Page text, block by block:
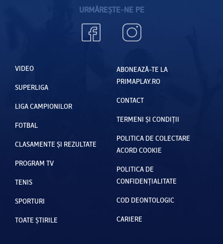
URMĂREȘTE-NE PE
VIDEO
SUPERLIGA
LIGA CAMPIONILOR
FOTBAL
CLASAMENTE ȘI REZULTATE
PROGRAM TV
TENIS
SPORTURI
TOATE ȘTIRILE
ABONEAZĂ-TE LA
PRIMAPLAY.RO
CONTACT
TERMENI ȘI CONDIȚII
POLITICA DE COLECTARE
ACORD COOKIE
POLITICA DE
CONFIDENȚIALITATE
COD DEONTOLOGIC
CARIERE